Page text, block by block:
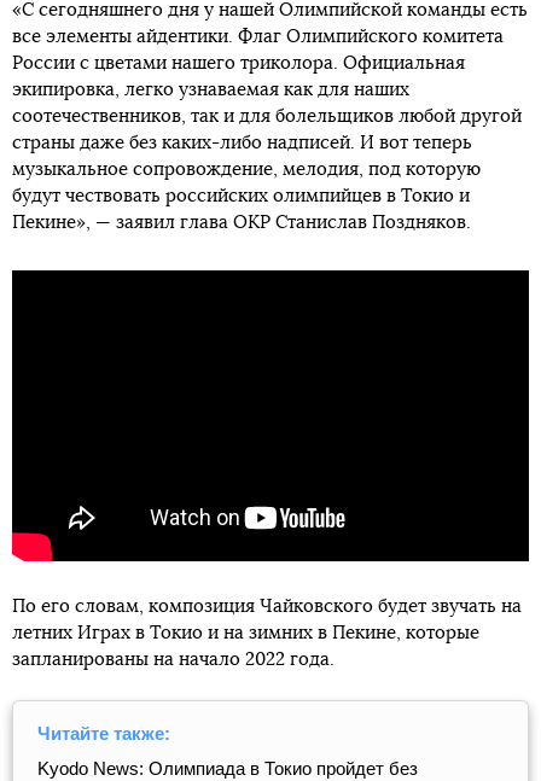
«С сегодняшнего дня у нашей Олимпийской команды есть
все элементы айдентики. Флаг Олимпийского комитета
России с цветами нашего триколора. Официальная
экипировка, легко узнаваемая как для наших
соотечественников, так и для болельщиков любой другой
страны даже без каких-либо надписей. И вот теперь
музыкальное сопровождение, мелодия, под которую
будут чествовать российских олимпийцев в Токио и
Пекине», — заявил глава ОКР Станислав Поздняков.
По его словам, композиция Чайковского будет звучать на
летних Играх в Токио и на зимних в Пекине, которые
запланированы на начало 2022 года.
Читайте также:
Kyodo News: Олимпиада в Токио пройдет без